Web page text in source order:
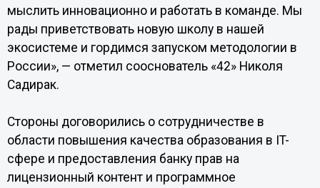
мыслить инновационно и работать в команде. Мы
рады приветствовать новую школу в нашей
экосистеме и гордимся запуском методологии в
России», — отметил сооснователь «42» Николя
Садирак.
Стороны договорились о сотрудничестве в
области повышения качества образования в IT-
сфере и предоставления банку прав на
лицензионный контент и программное